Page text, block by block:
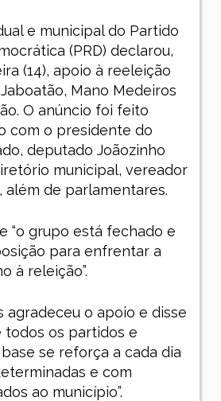
e municipal do Partido
(PRD) declarou,
(14), apoio à reeleição
Mano Medeiros
O anúncio foi feito
com o presidente do
deputado Joãozinho
municipal, vereador
além de parlamentares.
“o grupo está fechado e
para enfrentar a
à releição”.
agradeceu o apoio e disse
todos os partidos e
se reforça a cada dia
e com
ao município”.